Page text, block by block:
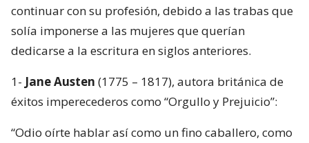
continuar con su profesión, debido a las trabas que
solía imponerse a las mujeres que querían
dedicarse a la escritura en siglos anteriores.
1- Jane Austen (1775 – 1817), autora británica de
éxitos imperecederos como “Orgullo y Prejuicio”:
“Odio oírte hablar así como un fino caballero, como